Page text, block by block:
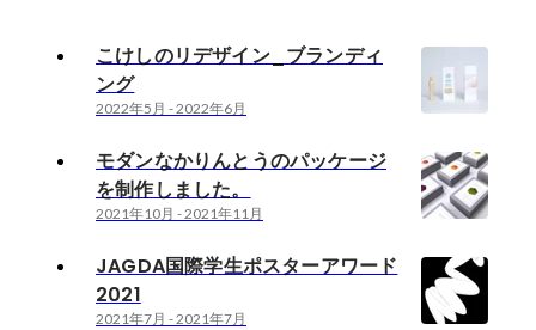
こけしのリデザイン_ブランディ
ング
2022年5月 -2022年6月
モダンなかりんとうのパッケージ
を制作しました。
2021年10月 -2021年11月
JAGDA国際学生ポスターアワード
2021
2021年7月 -2021年7月